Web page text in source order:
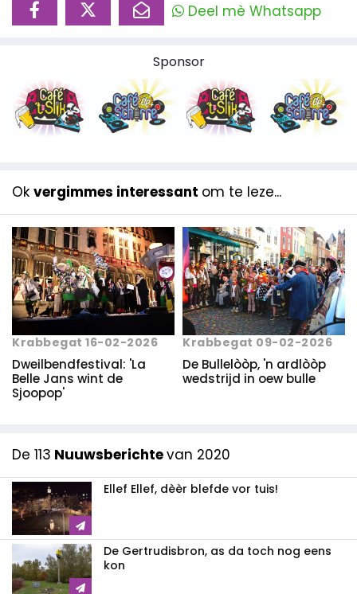
Deel mè Whatsapp
Sponsor
Ok vergimmes interessant om te leze...
Krabbegat 16-02-2026
Dweilbendfestival: 'La
Belle Jans wint de
Sjoopop'
Krabbegat 09-02-2026
De Bullelòòp, 'n ardlòòp
wedstrijd in oew bulle
De 113 Nuuwsberichtevan 2020
Ellef Ellef, dèèr blefde vor tuis!
De Gertrudisbron, as da toch nog eens
kon